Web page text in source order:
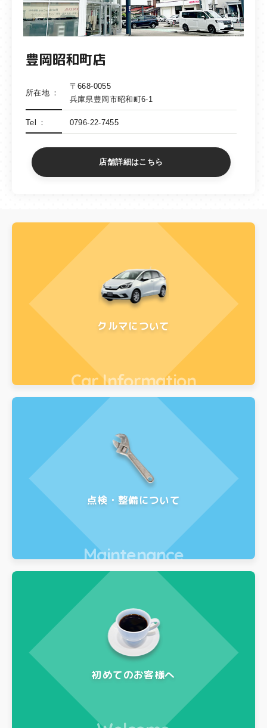
豊岡昭和町店
所在地
〒668-0055
兵庫県豊岡市昭和町6-1
Tel 0796-22-7455
店舗詳細はこちら
クルマについて
Car Information
点検・整備について
Maintenance
初めてのお客様へ